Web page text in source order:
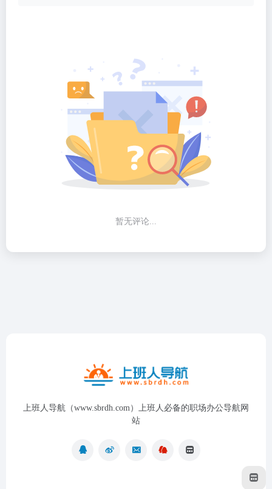
暂无评论...
上班人导航（www.sbrdh.com）上班人必备的职场办公导航网
站